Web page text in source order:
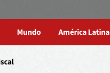
Mundo América Latina